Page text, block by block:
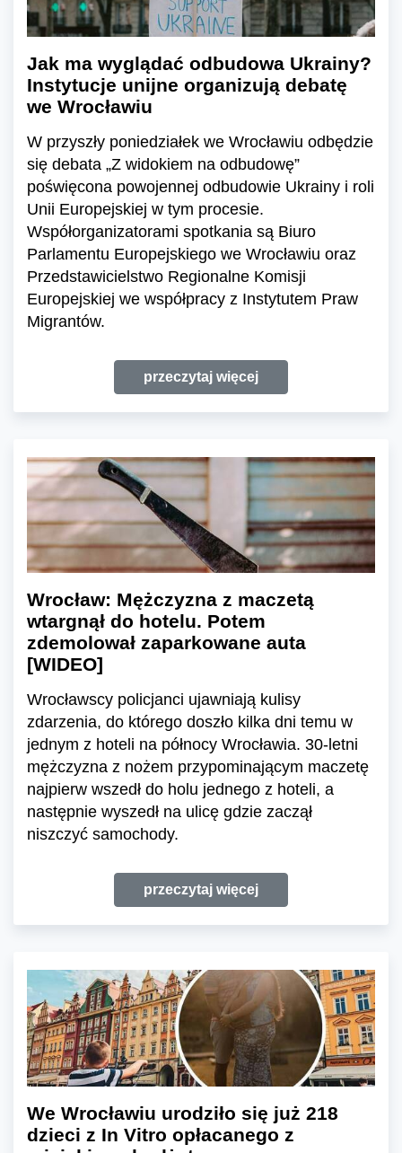
Jak ma wyglądać odbudowa Ukrainy?
Instytucje unijne organizują debatę
we Wrocławiu
W przyszły poniedziałek we Wrocławiu odbędzie
się debata „Z widokiem na odbudowę”
poświęcona powojennej odbudowie Ukrainy i roli
Unii Europejskiej w tym procesie.
Współorganizatorami spotkania są Biuro
Parlamentu Europejskiego we Wrocławiu oraz
Przedstawicielstwo Regionalne Komisji
Europejskiej we współpracy z Instytutem Praw
Migrantów.
przeczytaj więcej
Wrocław: Mężczyzna z maczetą
wtargnął do hotelu. Potem
zdemolował zaparkowane auta
[WIDEO]
Wrocławscy policjanci ujawniają kulisy
zdarzenia, do którego doszło kilka dni temu w
jednym z hoteli na północy Wrocławia. 30-letni
mężczyzna z nożem przypominającym maczetę
najpierw wszedł do holu jednego z hoteli, a
następnie wyszedł na ulicę gdzie zaczął
niszczyć samochody.
przeczytaj więcej
We Wrocławiu urodziło się już 218
dzieci z In Vitro opłacanego z